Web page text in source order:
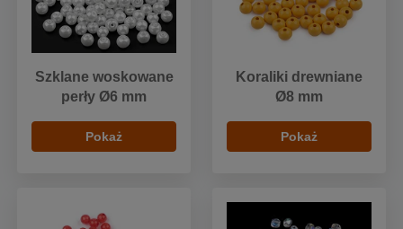
Szklane woskowane
perły Ø6 mm
Pokaż
Koraliki drewniane
Ø8 mm
Pokaż